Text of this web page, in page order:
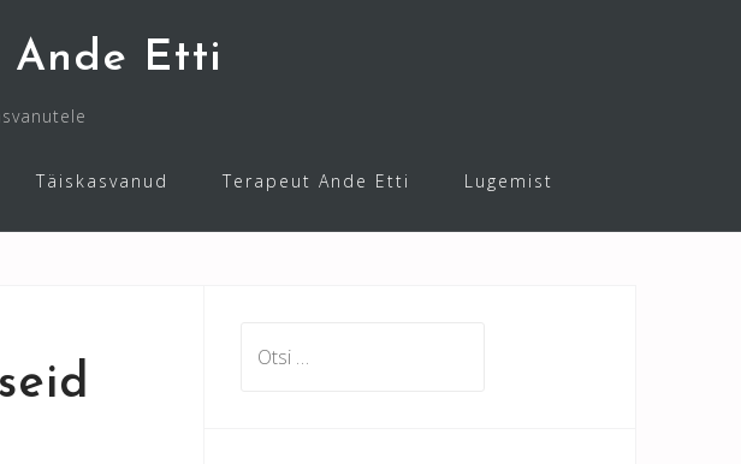
Ande Etti
Täiskasvanud Terapeut Ande Etti Lugemist